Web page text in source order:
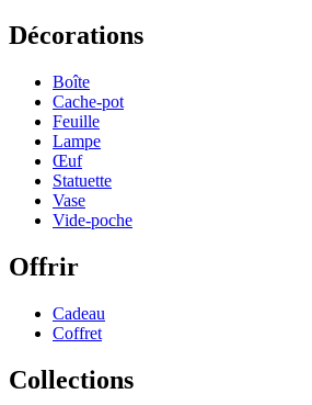
Décorations
Boîte
Cache-pot
Feuille
Lampe
Œuf
Statuette
Vase
Vide-poche
Offrir
Cadeau
Coffret
Collections